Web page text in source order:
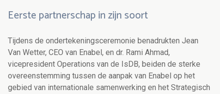
Eerste partnerschap in zijn soort
Tijdens de ondertekeningsceremonie benadrukten Jean
Van Wetter, CEO van Enabel, en dr. Rami Ahmad,
vicepresident Operations van de IsDB, beiden de sterke
overeenstemming tussen de aanpak van Enabel op het
gebied van internationale samenwerking en het Strategisch